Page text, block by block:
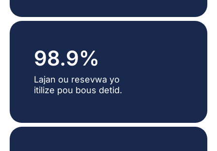
98.9%
Lajan ou resevwa yo
itilize pou bous detid.